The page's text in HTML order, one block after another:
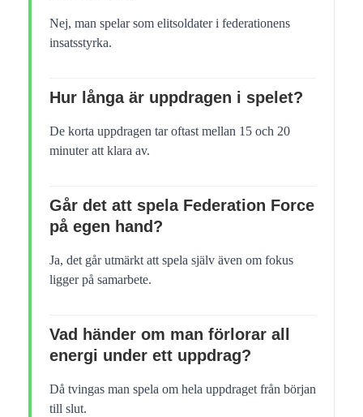
Nej, man spelar som elitsoldater i federationens
insatsstyrka.
Hur långa är uppdragen i spelet?
De korta uppdragen tar oftast mellan 15 och 20
minuter att klara av.
Går det att spela Federation Force
på egen hand?
Ja, det går utmärkt att spela själv även om fokus
ligger på samarbete.
Vad händer om man förlorar all
energi under ett uppdrag?
Då tvingas man spela om hela uppdraget från början
till slut.